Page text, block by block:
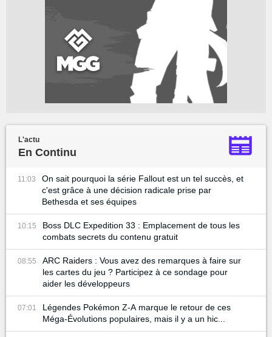
L'actu
En Continu
11:03
On sait pourquoi la série Fallout est un tel succès, et
c'est grâce à une décision radicale prise par
Bethesda et ses équipes
10:15
Boss DLC Expedition 33 : Emplacement de tous les
combats secrets du contenu gratuit
08:55
ARC Raiders : Vous avez des remarques à faire sur
les cartes du jeu ? Participez à ce sondage pour
aider les développeurs
07:01
Légendes Pokémon Z-A marque le retour de ces
Méga-Évolutions populaires, mais il y a un hic...